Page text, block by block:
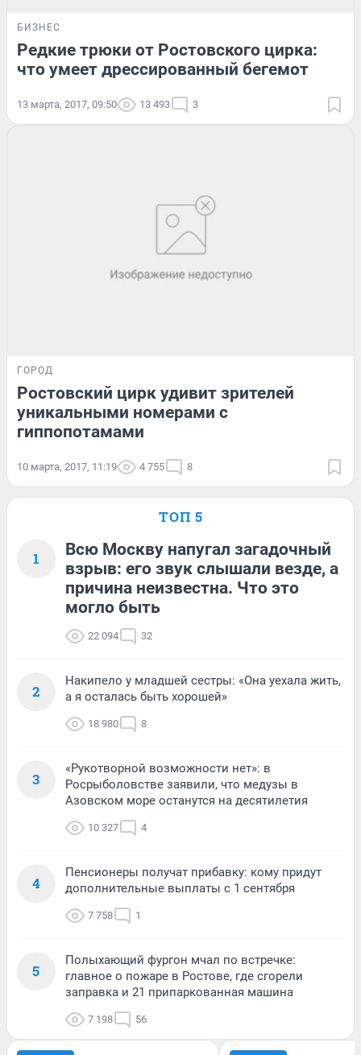
БИЗНЕС
Редкие трюки от Ростовского цирка:
что умеет дрессированный бегемот
13 марта, 2017, 09:50 13 493 3
ГОРОД
Ростовский цирк удивит зрителей
уникальными номерами с
гиппопотамами
10 марта, 2017, 11:19 4 755 8
ТОП 5
1
Всю Москву напугал загадочный
взрыв: его звук слышали везде, а
причина неизвестна. Что это
могло быть
22 094 32
2
Накипело у младшей сестры: «Она уехала жить,
а я осталась быть хорошей»
18 980 8
3
«Рукотворной возможности нет»: в
Росрыболовстве заявили, что медузы в
Азовском море останутся на десятилетия
10 327 4
4
Пенсионеры получат прибавку: кому придут
дополнительные выплаты с 1 сентября
7 758 1
5
Полыхающий фургон мчал по встречке:
главное о пожаре в Ростове, где сгорели
заправка и 21 припаркованная машина
7 198 56